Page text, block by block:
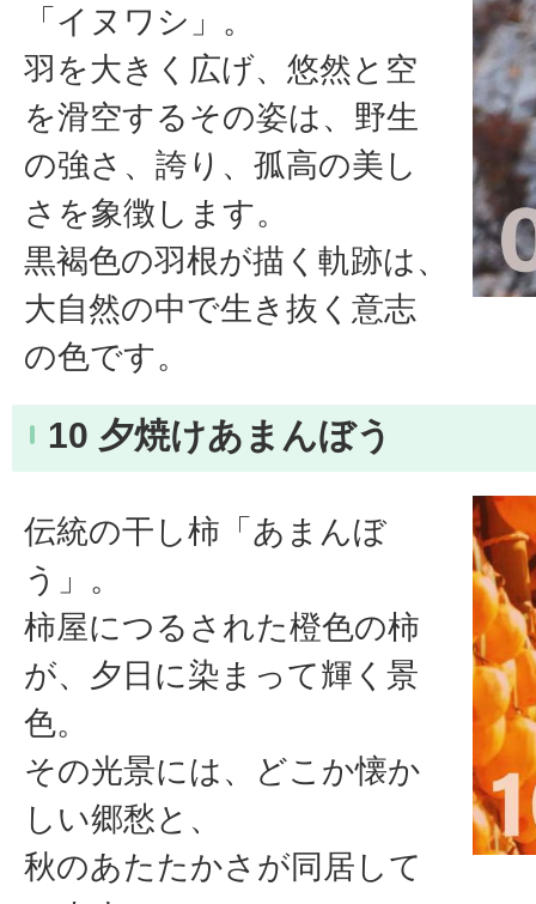
「イヌワシ」。
羽を大きく広げ、悠然と空
を滑空するその姿は、野生
の強さ、誇り、孤高の美し
さを象徴します。
黒褐色の羽根が描く軌跡は、
大自然の中で生き抜く意志
の色です。
10 夕焼けあまんぼう
伝統の干し柿「あまんぼ
う」。
柿屋につるされた橙色の柿
が、夕日に染まって輝く景
色。
その光景には、どこか懐か
しい郷愁と、
秋のあたたかさが同居して